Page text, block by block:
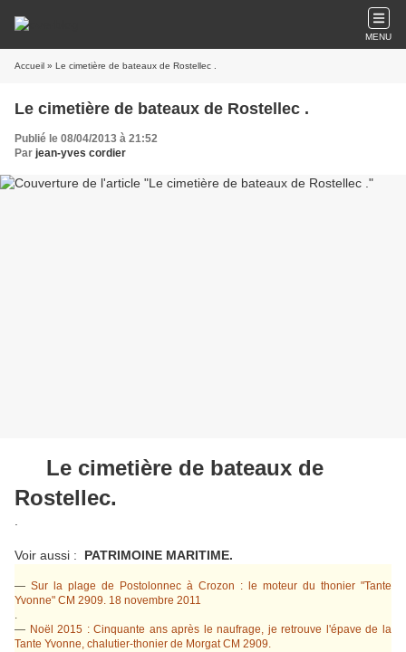
MENU
Accueil » Le cimetière de bateaux de Rostellec .
Le cimetière de bateaux de Rostellec .
Publié le 08/04/2013 à 21:52
Par jean-yves cordier
Le cimetière de bateaux de
Rostellec.
Voir aussi : PATRIMOINE MARITIME.
— Sur la plage de Postolonnec à Crozon : le moteur du thonier "Tante
Yvonne" CM 2909. 18 novembre 2011
.
— Noël 2015 : Cinquante ans après le naufrage, je retrouve l'épave de la
Tante Yvonne, chalutier-thonier de Morgat CM 2909.